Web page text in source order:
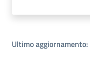
Ultimo aggiornamento: